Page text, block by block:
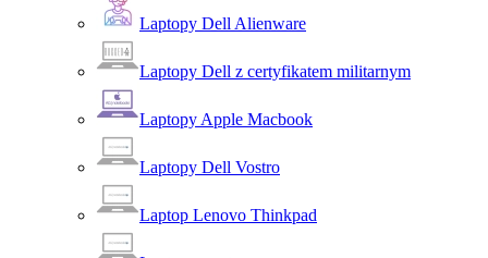
Laptopy Dell Alienware
Laptopy Dell z certyfikatem militarnym
Laptopy Apple Macbook
Laptopy Dell Vostro
Laptop Lenovo Thinkpad